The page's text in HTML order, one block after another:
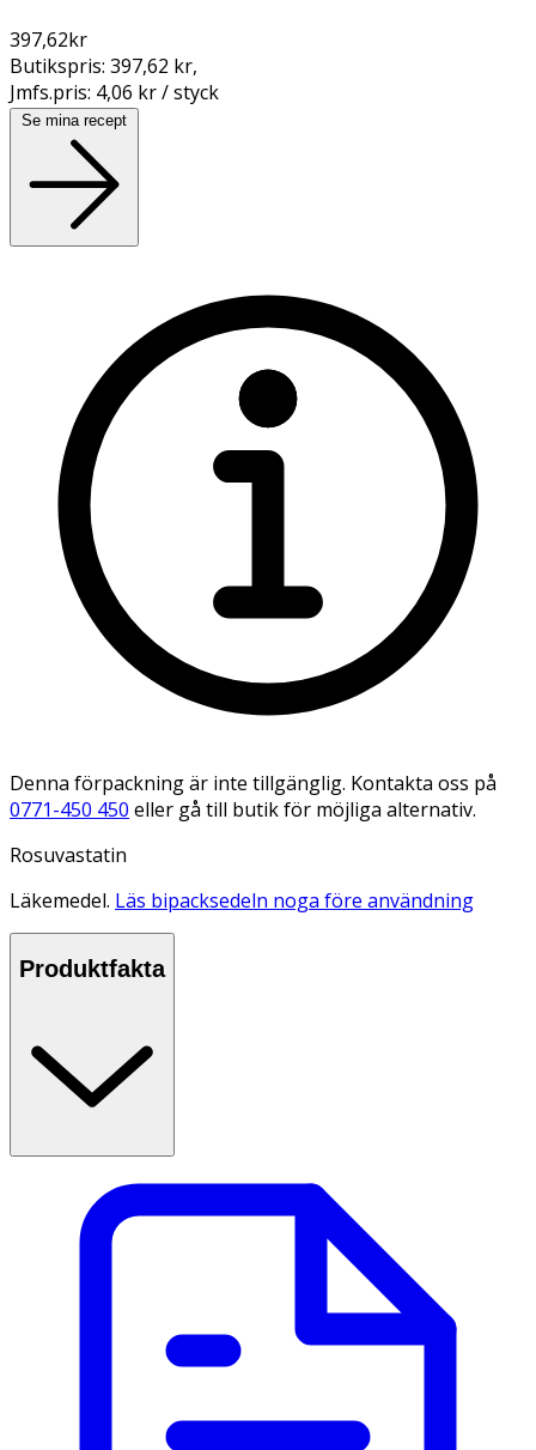
397,62kr
Butikspris: 397,62 kr,
Jmfs.pris: 4,06 kr / styck
Se mina recept
Denna förpackning är inte tillgänglig. Kontakta oss på
0771-450 450 eller gå till butik för möjliga alternativ.
Rosuvastatin
Läkemedel. Läs bipacksedeln noga före användning
Produktfakta